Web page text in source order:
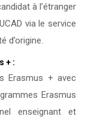
à l’étranger
via le service
d’origine.
+ :
Erasmus + avec
Erasmus
enseignant et